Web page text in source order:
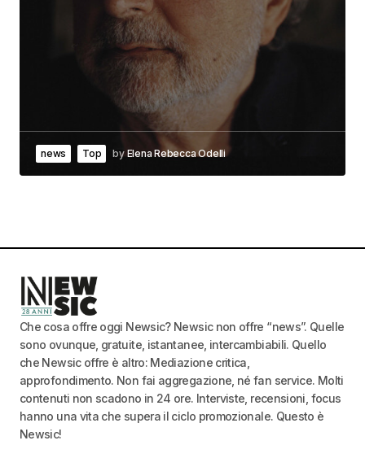
news Top by Elena Rebecca Odelli
Che cosa offre oggi Newsic? Newsic non offre “news”. Quelle
sono ovunque, gratuite, istantanee, intercambiabili. Quello
che Newsic offre è altro: Mediazione critica,
approfondimento. Non fai aggregazione, né fan service. Molti
contenuti non scadono in 24 ore. Interviste, recensioni, focus
hanno una vita che supera il ciclo promozionale. Questo è
Newsic!